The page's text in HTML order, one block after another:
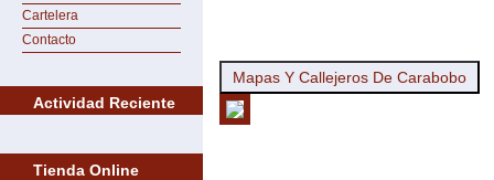
Cartelera
Contacto
Actividad Reciente
Tienda Online
Mapas Y Callejeros De Carabobo